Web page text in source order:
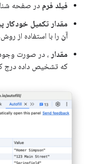
فیلد فرم در صفحه
مقدار تکمیل خودکار
آن را با استفاده از
مقدار ، در صورت
که تشخیص داده درج